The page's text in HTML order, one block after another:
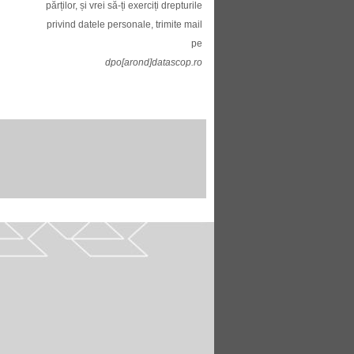
părților, și vrei să-ți exerciți drepturile
privind datele personale, trimite mail
pe
dpo[arond]datascop.ro